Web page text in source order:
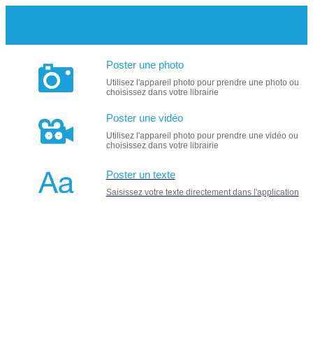
Poster une photo
Utilisez l'appareil photo pour prendre une photo ou
choisissez dans votre librairie
Poster une vidéo
Utilisez l'appareil photo pour prendre une vidéo ou
choisissez dans votre librairie
Poster un texte
Saisissez votre texte directement dans l'application